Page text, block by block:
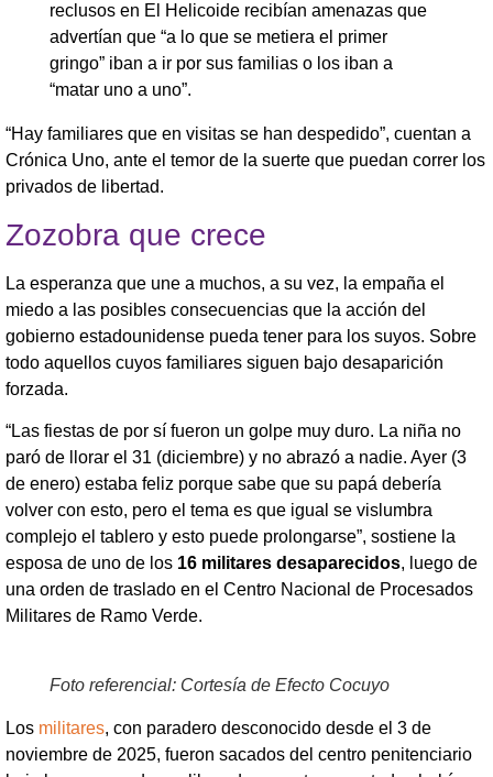
reclusos en El Helicoide recibían amenazas que
advertían que “a lo que se metiera el primer
gringo” iban a ir por sus familias o los iban a
“matar uno a uno”.
“Hay familiares que en visitas se han despedido”, cuentan a
Crónica Uno, ante el temor de la suerte que puedan correr los
privados de libertad.
Zozobra que crece
La esperanza que une a muchos, a su vez, la empaña el
miedo a las posibles consecuencias que la acción del
gobierno estadounidense pueda tener para los suyos. Sobre
todo aquellos cuyos familiares siguen bajo desaparición
forzada.
“Las fiestas de por sí fueron un golpe muy duro. La niña no
paró de llorar el 31 (diciembre) y no abrazó a nadie. Ayer (3
de enero) estaba feliz porque sabe que su papá debería
volver con esto, pero el tema es que igual se vislumbra
complejo el tablero y esto puede prolongarse”, sostiene la
esposa de uno de los 16 militares desaparecidos, luego de
una orden de traslado en el Centro Nacional de Procesados ​​
Militares de Ramo Verde.
Foto referencial: Cortesía de Efecto Cocuyo
Los militares, con paradero desconocido desde el 3 de
noviembre de 2025, fueron sacados del centro penitenciario